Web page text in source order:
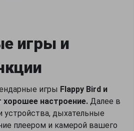
игры и
игры Flappy Bird и
настроение. Далее в
дыхательные
плеером и камерой вашего